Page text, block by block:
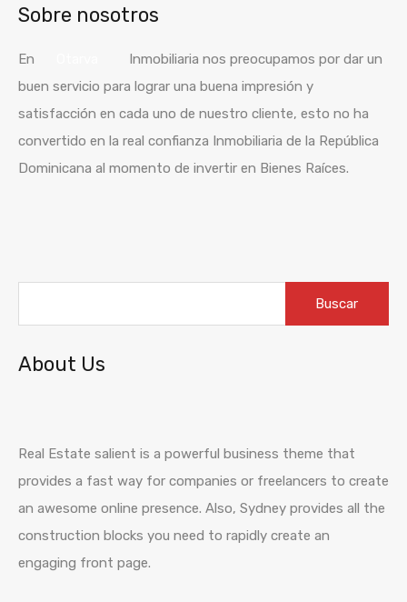
Sobre nosotros
En
Inmobiliaria nos preocupamos por dar un
buen servicio para lograr una buena impresión y
satisfacción en cada uno de nuestro cliente, esto no ha
convertido en la real confianza Inmobiliaria de la República
Dominicana al momento de invertir en Bienes Raíces.
About Us
Real Estate salient is a powerful business theme that
provides a fast way for companies or freelancers to create
an awesome online presence. Also, Sydney provides all the
construction blocks you need to rapidly create an
engaging front page.